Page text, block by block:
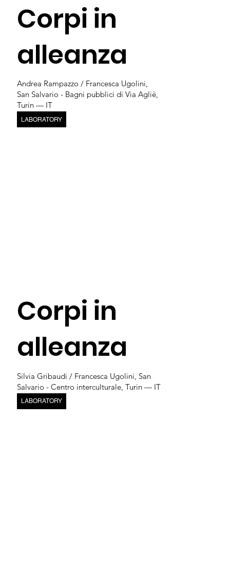
Corpi in
alleanza
Andrea Rampazzo / Francesca Ugolini,
San Salvario - Bagni pubblici di Via Agliè,
Turin — IT
LABORATORY
Corpi in
alleanza
Silvia Gribaudi / Francesca Ugolini, San
Salvario - Centro interculturale, Turin — IT
LABORATORY